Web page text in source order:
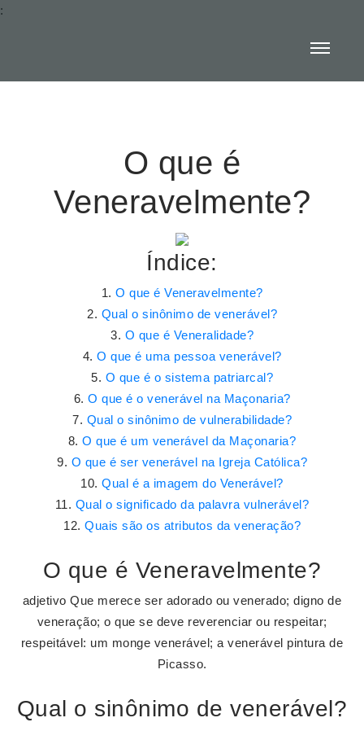
:
O que é
Veneravelmente?
Índice:
O que é Veneravelmente?
Qual o sinônimo de venerável?
O que é Veneralidade?
O que é uma pessoa venerável?
O que é o sistema patriarcal?
O que é o venerável na Maçonaria?
Qual o sinônimo de vulnerabilidade?
O que é um venerável da Maçonaria?
O que é ser venerável na Igreja Católica?
Qual é a imagem do Venerável?
Qual o significado da palavra vulnerável?
Quais são os atributos da veneração?
O que é Veneravelmente?
adjetivo Que merece ser adorado ou venerado; digno de
veneração; o que se deve reverenciar ou respeitar;
respeitável: um monge venerável; a venerável pintura de
Picasso.
Qual o sinônimo de venerável?